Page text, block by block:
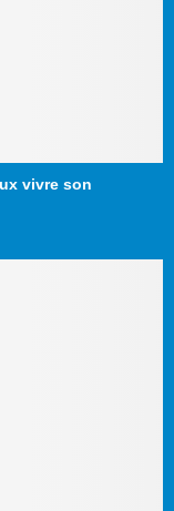
vivre son